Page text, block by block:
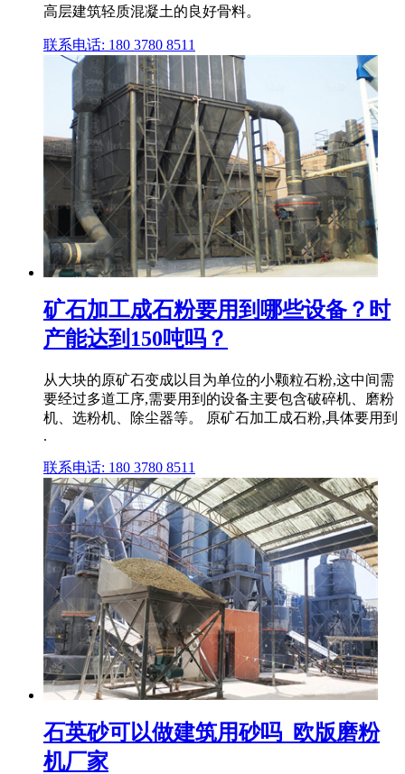
高层建筑轻质混凝土的良好骨料。
联系电话: 180 3780 8511
矿石加工成石粉要用到哪些设备？时
产能达到150吨吗？
从大块的原矿石变成以目为单位的小颗粒石粉,这中间需
要经过多道工序,需要用到的设备主要包含破碎机、磨粉
机、选粉机、除尘器等。 原矿石加工成石粉,具体要用到
.
联系电话: 180 3780 8511
石英砂可以做建筑用砂吗_欧版磨粉
机厂家